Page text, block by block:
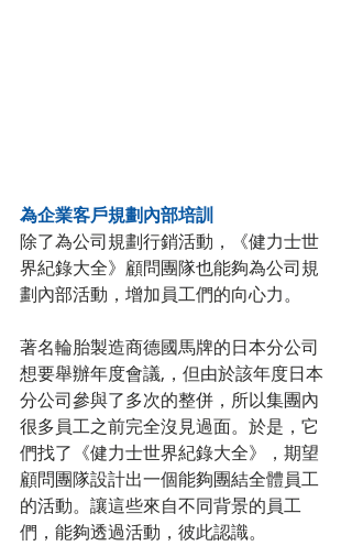
為企業客戶規劃內部培訓
除了為公司規劃行銷活動，《健力士世
界紀錄大全》顧問團隊也能夠為公司規
劃內部活動，增加員工們的向心力。
著名輪胎製造商德國馬牌的日本分公司
想要舉辦年度會議,，但由於該年度日本
分公司參與了多次的整併，所以集團內
很多員工之前完全沒見過面。於是，它
們找了《健力士世界紀錄大全》，期望
顧問團隊設計出一個能夠團結全體員工
的活動。讓這些來自不同背景的員工
們，能夠透過活動，彼此認識。